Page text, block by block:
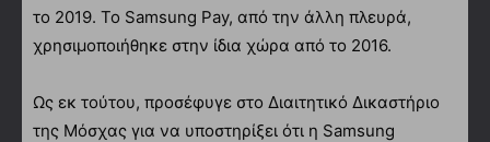
το 2019. Το Samsung Pay, από την άλλη πλευρά,
χρησιμοποιήθηκε στην ίδια χώρα από το 2016.
Ως εκ τούτου, προσέφυγε στο Διαιτητικό Δικαστήριο
της Μόσχας για να υποστηρίξει ότι η Samsung